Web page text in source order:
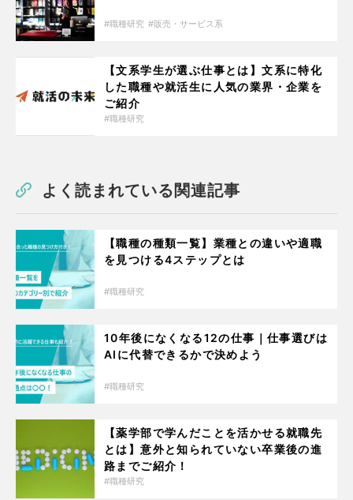
職種研究 販売・サービス系
【文系学生が選ぶ仕事とは】文系に特化
した職種や就活生に人気の業界・企業を
ご紹介
職種研究
よく読まれている関連記事
【職種の種類一覧】業種との違いや適職
を見つける4ステップとは
職種研究
10年後になくなる12の仕事｜仕事選びは
AIに代替できるかで決めよう
職種研究
【薬学部で学んだことを活かせる就職先
とは】意外と知られていない卒業後の進
路までご紹介！
職種研究